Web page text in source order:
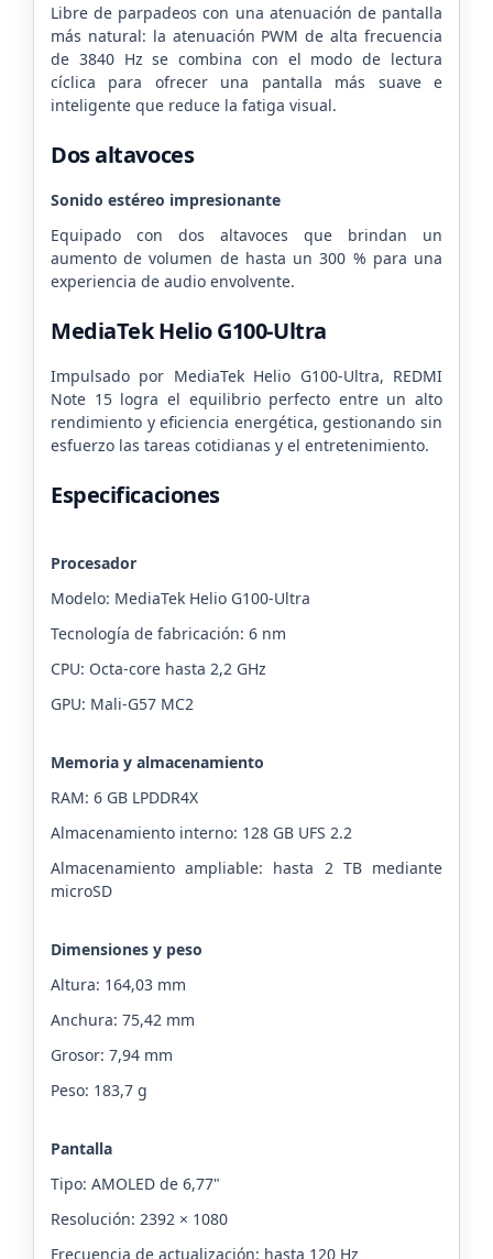
Libre de parpadeos con una atenuación de pantalla
más natural: la atenuación PWM de alta frecuencia
de 3840 Hz se combina con el modo de lectura
cíclica para ofrecer una pantalla más suave e
inteligente que reduce la fatiga visual.
Dos altavoces
Sonido estéreo impresionante
Equipado con dos altavoces que brindan un
aumento de volumen de hasta un 300 % para una
experiencia de audio envolvente.
MediaTek Helio G100-Ultra
Impulsado por MediaTek Helio G100-Ultra, REDMI
Note 15 logra el equilibrio perfecto entre un alto
rendimiento y eficiencia energética, gestionando sin
esfuerzo las tareas cotidianas y el entretenimiento.
Especificaciones
Procesador
Modelo: MediaTek Helio G100-Ultra
Tecnología de fabricación: 6 nm
CPU: Octa-core hasta 2,2 GHz
GPU: Mali-G57 MC2
Memoria y almacenamiento
RAM: 6 GB LPDDR4X
Almacenamiento interno: 128 GB UFS 2.2
Almacenamiento ampliable: hasta 2 TB mediante
microSD
Dimensiones y peso
Altura: 164,03 mm
Anchura: 75,42 mm
Grosor: 7,94 mm
Peso: 183,7 g
Pantalla
Tipo: AMOLED de 6,77"
Resolución: 2392 × 1080
Frecuencia de actualización: hasta 120 Hz